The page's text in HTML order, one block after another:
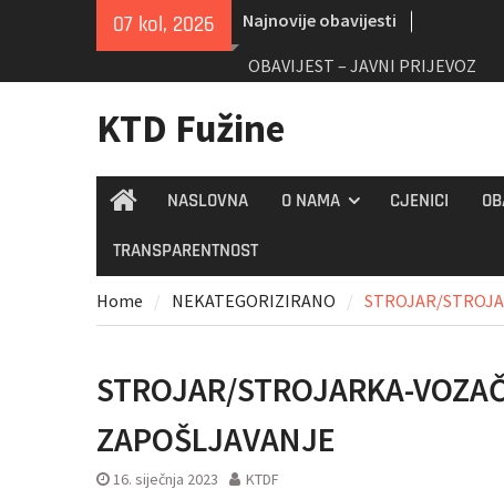
07 kol, 2026 Najnovije obavijesti
OBAVIJEST – JAVNI PRIJEVOZ
KTD Fužine
HomeNASLOVNA O NAMA CJENICI
TRANSPARENTNOST
Home NEKATEGORIZIRANO STROJAR/
STROJAR/STROJARKA-
ZAPOŠLJAVANJE
16. siječnja 2023 KTDF